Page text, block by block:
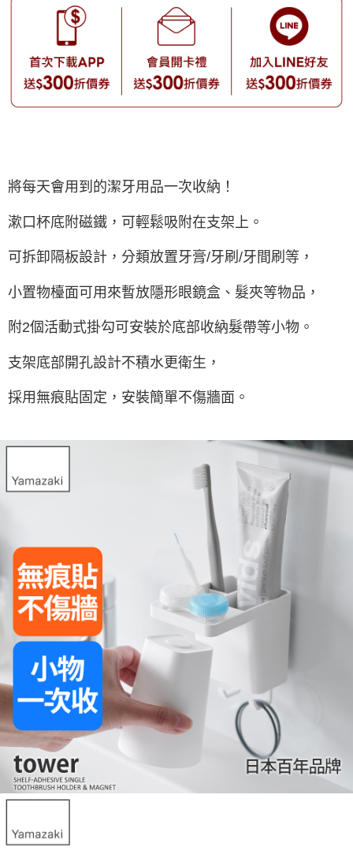
將每天會用到的潔牙用品一次收納！
漱口杯底附磁鐵，可輕鬆吸附在支架上。
可拆卸隔板設計，分類放置牙膏/牙刷/牙間刷等，
小置物檯面可用來暫放隱形眼鏡盒、髮夾等物品，
附2個活動式掛勾可安裝於底部收納髮帶等小物。
支架底部開孔設計不積水更衛生，
採用無痕貼固定，安裝簡單不傷牆面。